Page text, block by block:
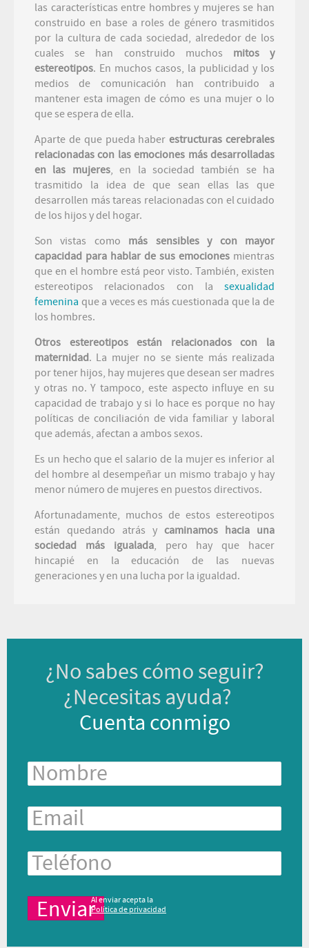
las características entre hombres y mujeres se han
construido en base a roles de género trasmitidos
por la cultura de cada sociedad, alrededor de los
cuales se han construido muchos mitos y
estereotipos. En muchos casos, la publicidad y los
medios de comunicación han contribuido a
mantener esta imagen de cómo es una mujer o lo
que se espera de ella.
Aparte de que pueda haberestructuras cerebrales
relacionadas con las emociones más desarrolladas
en las mujeres, en la sociedad también se ha
trasmitido la idea de que sean ellas las que
desarrollen más tareas relacionadas con el cuidado
de los hijos y del hogar.
Son vistas como más sensibles y con mayor
capacidad para hablar de sus emociones mientras
que en el hombre está peor visto. También, existen
estereotipos relacionados con la sexualidad
femenina que a veces es más cuestionada que la de
los hombres.
Otros estereotipos están
relacionados con la
maternidad. La mujer no se siente más realizada
por tener hijos, hay mujeres que desean ser madres
y otras no. Y tampoco, este aspecto influye en su
capacidad de trabajo y si lo hace es porque no hay
políticas de conciliación de vida familiar y laboral
que además, afectan a ambos sexos.
Es un hecho que el salario de la mujer es inferior al
del hombre al desempeñar un mismo trabajo y hay
menor número de mujeres en puestos directivos.
Afortunadamente, muchos de estos estereotipos
están quedando atrás y caminamos hacia una
sociedad más igualada, pero hay que hacer
hincapié en la educación de las nuevas
generaciones y en una lucha por la igualdad.
¿No sabes cómo seguir?
¿Necesitas ayuda?
Cuenta conmigo
Al enviar acepta la
Política de privacidad